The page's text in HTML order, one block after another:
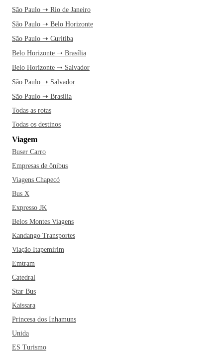
São Paulo ➝ Rio de Janeiro
São Paulo ➝ Belo Horizonte
São Paulo ➝ Curitiba
Belo Horizonte ➝ Brasília
Belo Horizonte ➝ Salvador
São Paulo ➝ Salvador
São Paulo ➝ Brasília
Todas as rotas
Todas os destinos
Viagem
Buser Carro
Empresas de ônibus
Viagens Chapecó
Bus X
Expresso JK
Belos Montes Viagens
Kandango Transportes
Viação Itapemirim
Emtram
Catedral
Star Bus
Kaissara
Princesa dos Inhamuns
Unida
ES Turismo